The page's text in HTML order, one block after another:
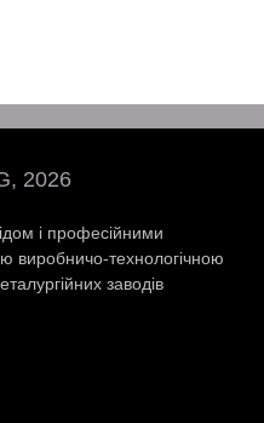
2026
і професійними
виробничо-технологічною
заводів